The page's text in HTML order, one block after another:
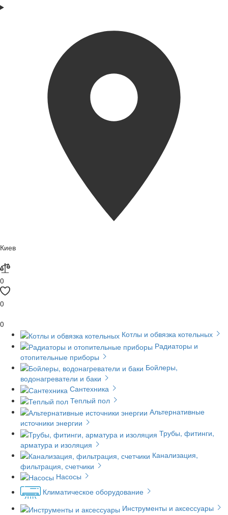
Киев
0
0
0
Котлы и обвязка котельных
Радиаторы и
отопительные приборы
Бойлеры,
водонагреватели и баки
Сантехника
Теплый пол
Альтернативные
источники энергии
Трубы, фитинги,
арматура и изоляция
Канализация,
фильтрация, счетчики
Насосы
Климатическое оборудование
Инструменты и аксессуары